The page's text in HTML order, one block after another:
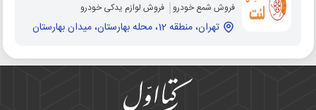
فروش شمع خودرو فروش لوازم یدکی خودرو
تهران، منطقه 12، محله بهارستان، میدان بهارستان